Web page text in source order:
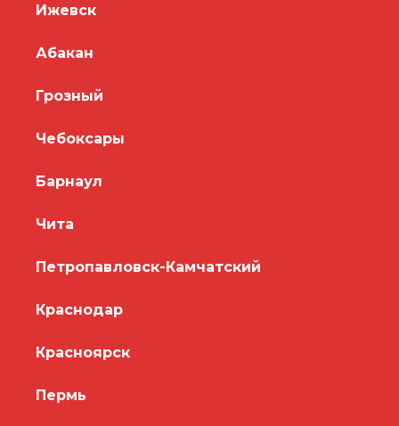
Ижевск
Абакан
Грозный
Чебоксары
Барнаул
Чита
Петропавловск-Камчатский
Краснодар
Красноярск
Пермь